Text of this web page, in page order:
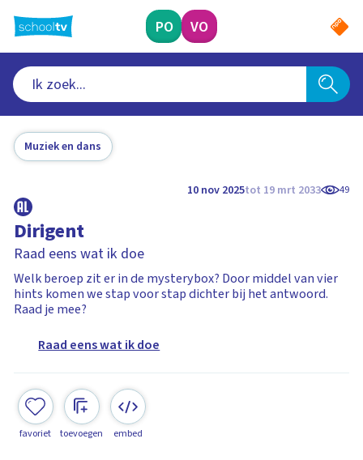
naar
hoofdinhoud
PO VO
Muziek en dans
10 nov 2025tot 19 mrt 2033 49
Dirigent
Raad eens wat ik doe
Welk beroep zit er in de mysterybox? Door middel van vier
hints komen we stap voor stap dichter bij het antwoord.
Raad je mee?
Raad eens wat ik doe
favoriet toevoegen embed